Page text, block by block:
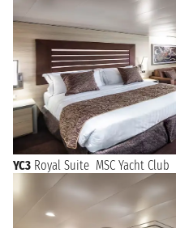
YC3 Royal Suite MSC Yacht Club